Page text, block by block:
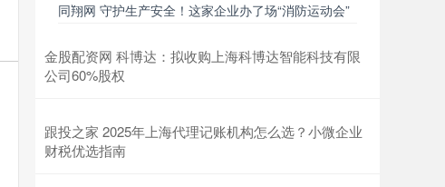
同翔网 守护生产安全！这家企业办了场“消防运动会”
金股配资网 科博达：拟收购上海科博达智能科技有限
公司60%股权
跟投之家 2025年上海代理记账机构怎么选？小微企业
财税优选指南